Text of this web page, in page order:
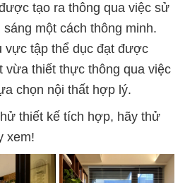
tạo ra thông qua việc sử
một cách thông minh.
vực tập thể dục đạt được
vừa thiết thực thông qua việc
chọn nội thất hợp lý.
thiết kế tích hợp, hãy thử
xem!